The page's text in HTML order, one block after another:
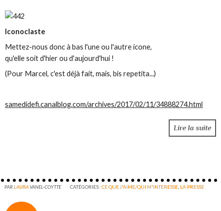
Iconoclaste
Mettez-nous donc à bas l'une ou l'autre icone,
qu'elle soit d'hier ou d'aujourd'hui !
(Pour Marcel, c'est déjà fait, mais, bis repetita...)
samedidefi.canalblog.com/archives/2017/02/11/34888274.html
Lire la suite
PARLAURAVANEL-COYTTE CATÉGORIES :CE QUE J'AIME/QUI M'INTERESSE LA PRESSE